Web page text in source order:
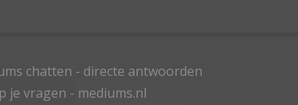
chatten - directe antwoorden
je vragen - mediums.nl